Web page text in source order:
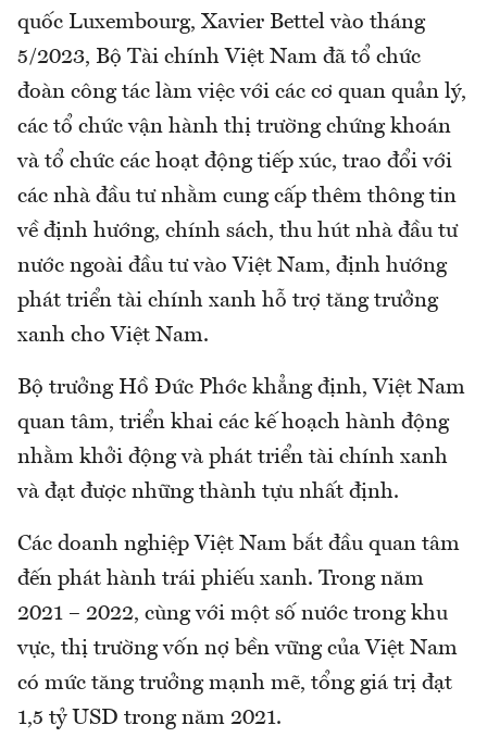
quốc Luxembourg, Xavier Bettel vào tháng
5/2023, Bộ Tài chính Việt Nam đã tổ chức
đoàn công tác làm việc với các cơ quan quản lý,
các tổ chức vận hành thị trường chứng khoán
và tổ chức các hoạt động tiếp xúc, trao đổi với
các nhà đầu tư nhằm cung cấp thêm thông tin
về định hướng, chính sách, thu hút nhà đầu tư
nước ngoài đầu tư vào Việt Nam, định hướng
phát triển tài chính xanh hỗ trợ tăng trưởng
xanh cho Việt Nam.
Bộ trưởng Hồ Đức Phớc khẳng định, Việt Nam
quan tâm, triển khai các kế hoạch hành động
nhằm khởi động và phát triển tài chính xanh
và đạt được những thành tựu nhất định.
Các doanh nghiệp Việt Nam bắt đầu quan tâm
đến phát hành trái phiếu xanh. Trong năm
2021 – 2022, cùng với một số nước trong khu
vực, thị trường vốn nợ bền vững của Việt Nam
có mức tăng trưởng mạnh mẽ, tổng giá trị đạt
1,5 tỷ USD trong năm 2021.